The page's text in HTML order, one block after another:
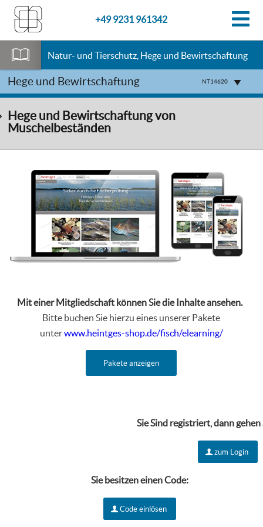
+49 9231 961342
Natur- und Tierschutz, Hege und Bewirtschaftung
Hege und Bewirtschaftung NT14620
Hege und Bewirtschaftung von
Muschelbeständen
Mit einer Mitgliedschaft können Sie die Inhalte ansehen.
Bitte buchen Sie hierzu eines unserer Pakete
unterwww.heintges-shop.de/fisch/elearning/
Pakete anzeigen
Sie Sind registriert, dann gehen
zum Login
Sie besitzen einen Code:
Code einlösen